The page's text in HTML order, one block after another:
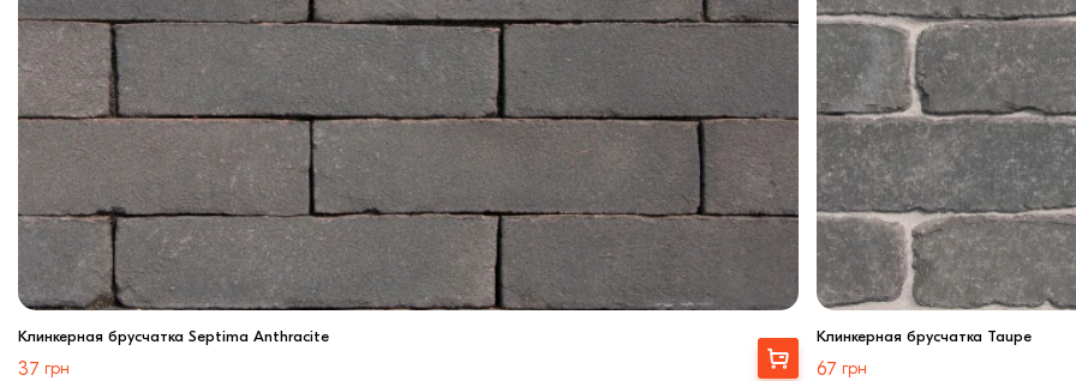
Клинкерная брусчатка Septima Anthracite
37 грн
Купити
Клинкерная брусчатка Taupe
67 грн